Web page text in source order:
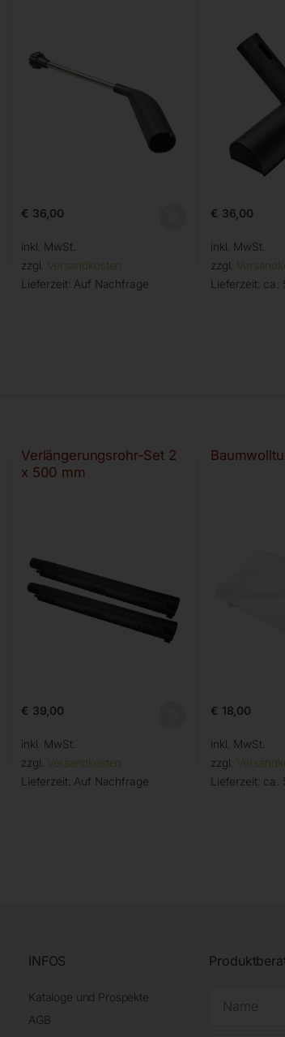
€ 36,00
inkl. MwSt.
zzgl. Versandkosten
Lieferzeit: Auf Nachfrage
€ 36,00
inkl. MwSt.
zzgl.
Lieferzeit: ca.
Verlängerungsrohr-Set 2
x 500 mm
€ 39,00
inkl. MwSt.
zzgl. Versandkosten
Lieferzeit: Auf Nachfrage
€ 18,00
inkl. MwSt.
zzgl.
Lieferzeit: ca.
INFOS
Kataloge und Prospekte
AGB